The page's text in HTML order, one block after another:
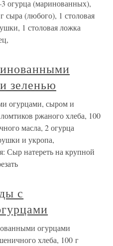
огурца (маринованных),
сыра (любого), 1 столовая
1 столовая ложка
зеленью
огурцами, сыром и
ржаного хлеба, 100
масла, 2 огурца
и укропа,
Сыр натереть на крупной
с
огурцами
хлеба, 100 г